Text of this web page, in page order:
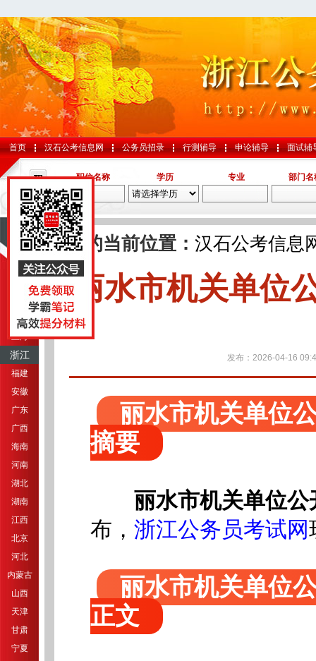
首页 汉石公考信息网 公务员招录 行测辅导 申论辅导 面试辅
职位名称 学历 专业 部门名
导航
江苏
上海
浙江
福建
安徽
广东
广西
海南
河南
湖北
湖南
江西
北京
河北
内蒙古
山西
天津
甘肃
宁夏
您的当前位置： 汉石公考信息
丽水市机关单位
发布：2026-04-16
丽水市机关单位
摘要
丽水市机关单位
布 ， 浙江公务员考试网
丽水市机关单位
正文